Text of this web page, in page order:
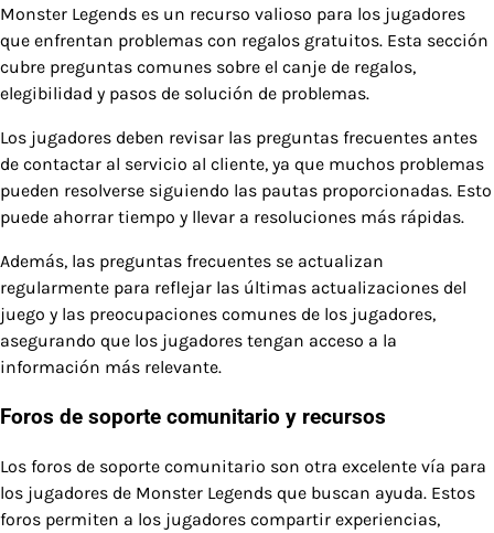
Monster Legends es un recurso valioso para los jugadores
que enfrentan problemas con regalos gratuitos. Esta sección
cubre preguntas comunes sobre el canje de regalos,
elegibilidad y pasos de solución de problemas.
Los jugadores deben revisar las preguntas frecuentes antes
de contactar al servicio al cliente, ya que muchos problemas
pueden resolverse siguiendo las pautas proporcionadas. Esto
puede ahorrar tiempo y llevar a resoluciones más rápidas.
Además, las preguntas frecuentes se actualizan
regularmente para reflejar las últimas actualizaciones del
juego y las preocupaciones comunes de los jugadores,
asegurando que los jugadores tengan acceso a la
información más relevante.
Foros de soporte comunitario y recursos
Los foros de soporte comunitario son otra excelente vía para
los jugadores de Monster Legends que buscan ayuda. Estos
foros permiten a los jugadores compartir experiencias,